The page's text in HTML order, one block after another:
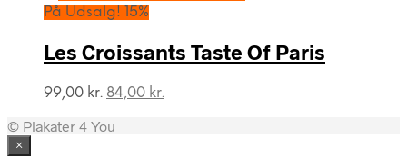
pris
99,00 kr..
84,00 kr..
På Udsalg! 15%
Les Croissants Taste Of Paris
99,00kr. Den
pris
84,00 kr.
© Plakater 4 You
×